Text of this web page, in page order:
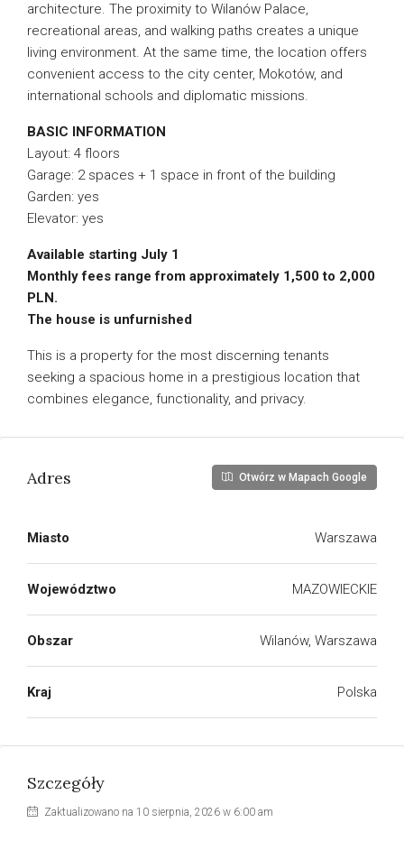
architecture. The proximity to Wilanów Palace,
recreational areas, and walking paths creates a unique
living environment. At the same time, the location offers
convenient access to the city center, Mokotów, and
international schools and diplomatic missions.
BASIC INFORMATION
Layout: 4 floors
Garage: 2 spaces + 1 space in front of the building
Garden: yes
Elevator: yes
Available starting July 1
Monthly fees range from approximately 1,500 to 2,000
PLN.
The house is unfurnished
This is a property for the most discerning tenants
seeking a spacious home in a prestigious location that
combines elegance, functionality, and privacy.
Adres Otwórz w Mapach Google
Miasto Warszawa
Województwo MAZOWIECKIE
Obszar Wilanów, Warszawa
Kraj Polska
Szczegóły
Zaktualizowano na 10 sierpnia, 2026 w 6:00 am